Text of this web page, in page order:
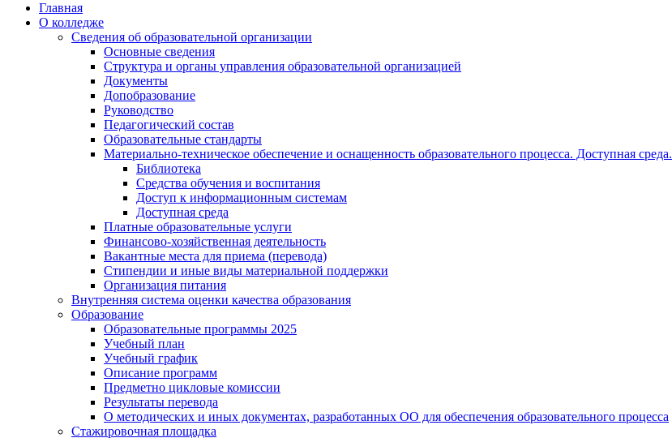
Главная
О колледже
Сведения об образовательной организации
Основные сведения
Структура и органы управления образовательной организацией
Документы
Допобразование
Руководство
Педагогический состав
Образовательные стандарты
Материально-техническое обеспечение и оснащенность образовательного процесса. Доступная среда.
Библиотека
Средства обучения и воспитания
Доступ к информационным системам
Доступная среда
Платные образовательные услуги
Финансово-хозяйственная деятельность
Вакантные места для приема (перевода)
Стипендии и иные виды материальной поддержки
Организация питания
Внутренняя система оценки качества образования
Образование
Образовательные программы 2025
Учебный план
Учебный график
Описание программ
Предметно цикловые комиссии
Результаты перевода
О методических и иных документах, разработанных ОО для обеспечения образовательного процесса
Стажировочная площадка